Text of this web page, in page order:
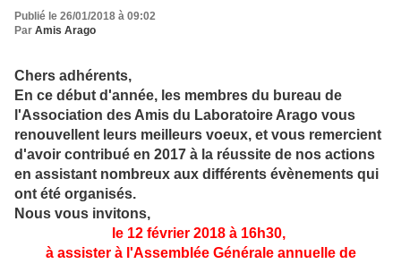
Publié le 26/01/2018 à 09:02
Par Amis Arago
Chers adhérents,
En ce début d'année, les membres du bureau de
l'Association des Amis du Laboratoire Arago vous
renouvellent leurs meilleurs voeux, et vous remercient
d'avoir contribué en 2017 à la réussite de nos actions
en assistant nombreux aux différents évènements qui
ont été organisés.
Nous vous invitons,
le 12 février 2018 à 16h30,
à assister à l'Assemblée Générale annuelle de